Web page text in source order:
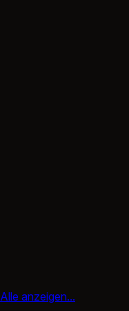
Alle anzeigen...